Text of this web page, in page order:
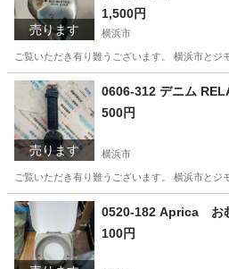
売ります
1,500円
横浜市
ご覧いただき有り難うございます。 横浜市と
神奈川 横浜市 リユース
売ります
0606-312 デニム
500円
横浜市
ご覧いただき有り難うございます。 横浜市と
神奈川 横浜市 リユ
0520-182 Aprica お
100円